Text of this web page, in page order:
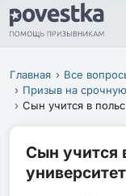
Главная
Все
Призыв на
Сын учится в
Сын учится